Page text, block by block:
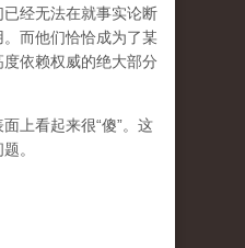
经无法在就事实论断
而他们恰恰成为了某
依赖权威的绝大部分
上看起来很“傻”。这
。